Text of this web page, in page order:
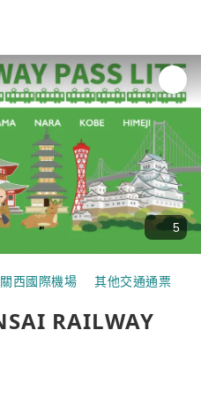
5
關西國際機場 其他交通通票
RAILWAY